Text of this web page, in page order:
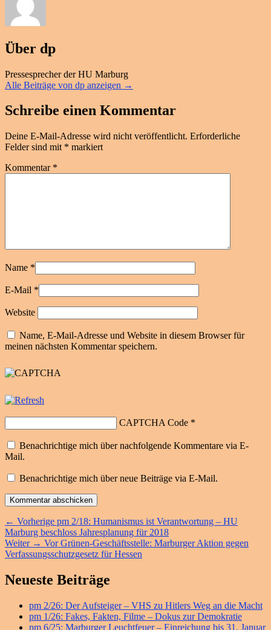
Über dp
Pressesprecher der HU Marburg
Alle Beiträge von dp anzeigen →
Schreibe einen Kommentar
Deine E-Mail-Adresse wird nicht veröffentlicht. Erforderliche
Felder sind mit * markiert
Kommentar *
Name *
E-Mail *
Website
Name, E-Mail-Adresse und Website in diesem Browser für
meinen nächsten Kommentar speichern.
CAPTCHA Code *
Benachrichtige mich über nachfolgende Kommentare via E-
Mail.
Benachrichtige mich über neue Beiträge via E-Mail.
Beitragsnavigation
← Vorherige Vorheriger
Beitrag:
pm 2/18: Humanismus ist Verantwortung – HU
Marburg beschloss Jahresplanung für 2018
Weiter → Nächster
Beitrag:
Vor Grünen-Geschäftsstelle: Marburger Aktion gegen
Verfassungsschutzgesetz für Hessen
Primärer
Widget-
Neueste Beiträge
pm 2/26: Der Aufsteiger – VHS zu Hitlers Weg an die Macht
pm 1/26: Fakes, Fakten, Filme – Dokus zur Demokratie
pm 6/25: Marburger Leuchtfeuer – Einreichung bis 31. Januar